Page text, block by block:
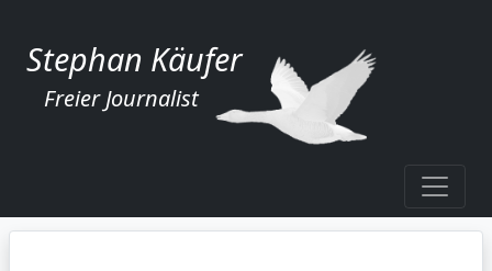
Stephan Käufer
Freier Journalist